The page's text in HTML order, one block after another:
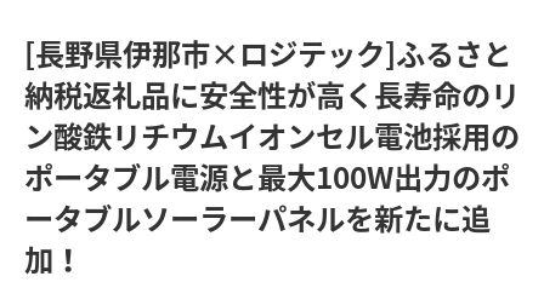
[長野県伊那市×ロジテック]ふるさと
納税返礼品に安全性が高く長寿命のリ
ン酸鉄リチウムイオンセル電池採用の
ポータブル電源と最大100W出力のポ
ータブルソーラーパネルを新たに追
加！